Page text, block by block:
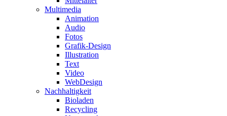
Multimedia
Animation
Audio
Fotos
Grafik-Design
Illustration
Text
Video
WebDesign
Nachhaltigkeit
Bioladen
Recycling